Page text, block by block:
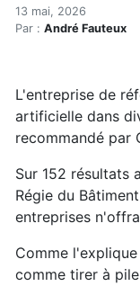
Accueil
Articles
Une
13 mai, 2026
Par : André Fauteux
L'entreprise de
artificielle dans
recommandé par
Sur 152 résultats
Régie du
entreprises
Comme
comme tirer à